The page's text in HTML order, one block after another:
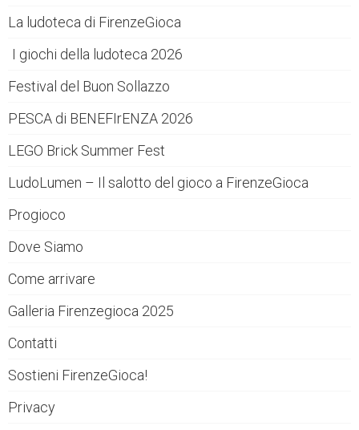
La ludoteca di FirenzeGioca
I giochi della ludoteca 2026
Festival del Buon Sollazzo
PESCA di BENEFIrENZA 2026
LEGO Brick Summer Fest
LudoLumen – Il salotto del gioco a FirenzeGioca
Progioco
Dove Siamo
Come arrivare
Galleria Firenzegioca 2025
Contatti
Sostieni FirenzeGioca!
Privacy